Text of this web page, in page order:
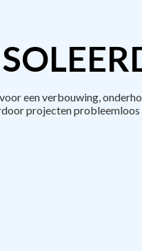
een verbouwing,
projecten probleemloos